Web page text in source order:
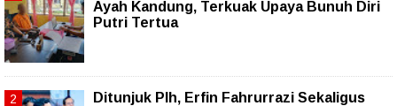
Ayah Kandung, Terkuak Upaya Bunuh Diri
Putri Tertua
Ditunjuk Plh, Erfin Fahrurrazi Sekaligus